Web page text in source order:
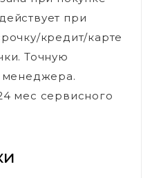
при
кредит/карте
Точную
менеджера.
мес сервисного